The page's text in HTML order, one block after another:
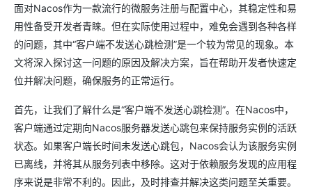
面对Nacos作为一款流行的微服务注册与配置中心，其稳定性和易
用性备受开发者青睐。但在实际使用过程中，难免会遇到各种各样
的问题，其中“客户端不发送心跳检测”是一个较为常见的现象。本
文将深入探讨这一问题的原因及解决方案，旨在帮助开发者快速定
位并解决问题，确保服务的正常运行。
首先，让我们了解什么是“客户端不发送心跳检测”。在Nacos中，
客户端通过定期向Nacos服务器发送心跳包来保持服务实例的活跃
状态。如果客户端长时间未发送心跳包，Nacos会认为该服务实例
已离线，并将其从服务列表中移除。这对于依赖服务发现的应用程
序来说是非常不利的。因此，及时排查并解决这类问题至关重要。